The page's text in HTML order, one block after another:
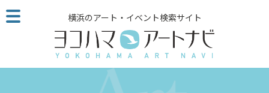
こ
の
ジ
横浜のアート・イベント検索サイト